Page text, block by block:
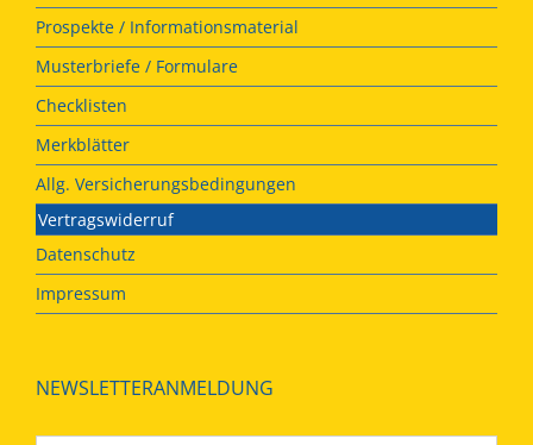
Prospekte / Informationsmaterial
Musterbriefe / Formulare
Checklisten
Merkblätter
Allg. Versicherungsbedingungen
Vertragswiderruf
Datenschutz
Impressum
NEWSLETTERANMELDUNG